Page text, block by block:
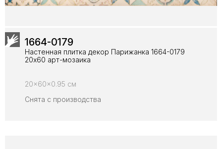
1664-0179
Настенная плитка декор Парижанка 1664-0179
20x60 арт-мозаика
20x60x0.95 см
Снята с производства